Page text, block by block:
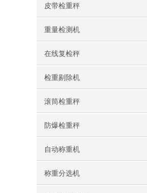
皮带检重秤
重量检测机
在线复检秤
检重剔除机
滚筒检重秤
防爆检重秤
自动称重机
称重分选机